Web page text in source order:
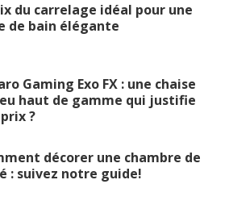
du carrelage idéal pour une
de bain élégante
Gaming Exo FX : une chaise
haut de gamme qui justifie
?
décorer une chambre de
: suivez notre guide!